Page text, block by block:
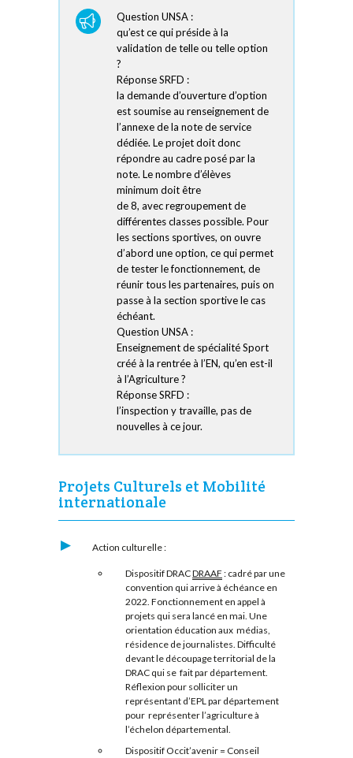
Question UNSA :
qu’est ce qui préside à la
validation de telle ou telle option
?
Réponse SRFD :
la demande d’ouverture d’option
est soumise au renseignement de
l’annexe de la note de service
dédiée. Le projet doit donc
répondre au cadre posé par la
note. Le nombre d’élèves
minimum doit être
de 8, avec regroupement de
différentes classes possible. Pour
les sections sportives, on ouvre
d’abord une option, ce qui permet
de tester le fonctionnement, de
réunir tous les partenaires, puis on
passe à la section sportive le cas
échéant.
Question UNSA :
Enseignement de spécialité Sport
créé à la rentrée à l’EN, qu’en est-il
à l’Agriculture ?
Réponse SRFD :
l’inspection y travaille, pas de
nouvelles à ce jour.
Projets Culturels et Mobilité
internationale
Action culturelle :
Dispositif DRACDRAAF : cadré par une
convention qui arrive à échéance en
2022. Fonctionnement en appel à
projets qui sera lancé en mai. Une
orientation éducation aux médias,
résidence de journalistes. Difficulté
devant le découpage territorial de la
DRAC qui se fait par département.
Réflexion pour solliciter un
représentant d’EPL par département
pour représenter l’agriculture à
l’échelon départemental.
Dispositif Occit’avenir = Conseil